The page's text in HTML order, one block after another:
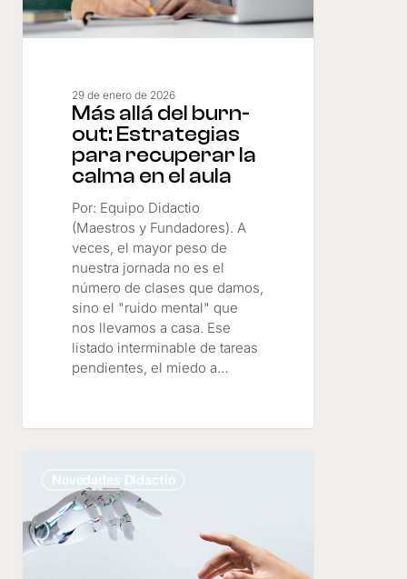
la
calma
29 de enero de 2026
Más allá del burn-
out: Estrategias
para recuperar la
calma en el aula
Por: Equipo Didactio
(Maestros y Fundadores). A
veces, el mayor peso de
nuestra jornada no es el
número de clases que damos,
sino el "ruido mental" que
nos llevamos a casa. Ese
listado interminable de tareas
pendientes, el miedo a…
competencias:
Cómo
salir
Novedades Didactio